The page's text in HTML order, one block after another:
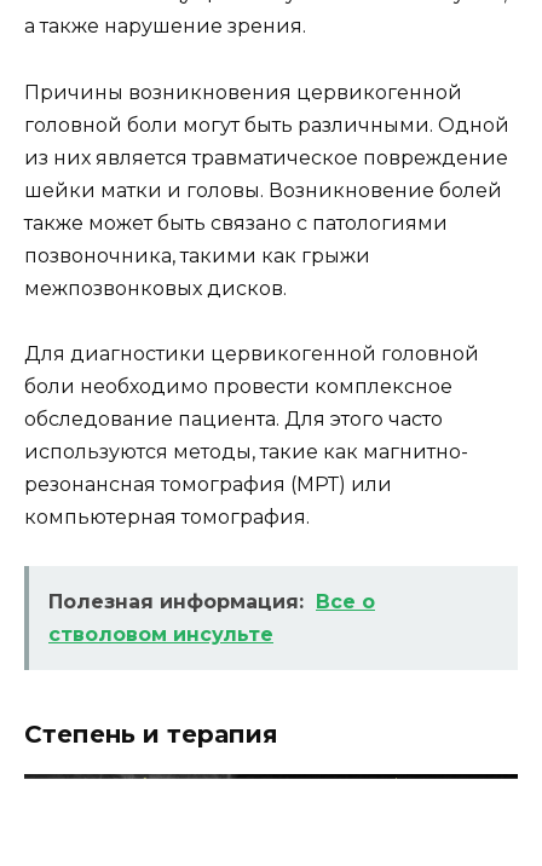
а также нарушение зрения.
Причины возникновения цервикогенной
головной боли могут быть различными. Одной
из них является травматическое повреждение
шейки матки и головы. Возникновение болей
также может быть связано с патологиями
позвоночника, такими как грыжи
межпозвонковых дисков.
Для диагностики цервикогенной головной
боли необходимо провести комплексное
обследование пациента. Для этого часто
используются методы, такие как магнитно-
резонансная томография (МРТ) или
компьютерная томография.
Полезная информация: Все о
стволовом инсульте
Степень и терапия